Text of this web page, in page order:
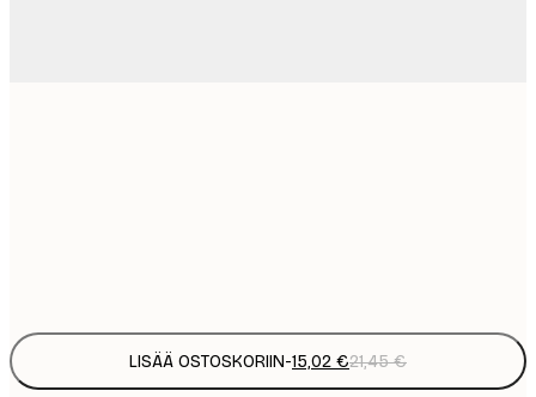
LISÄÄ OSTOSKORIIN-15,02 €21,45 €